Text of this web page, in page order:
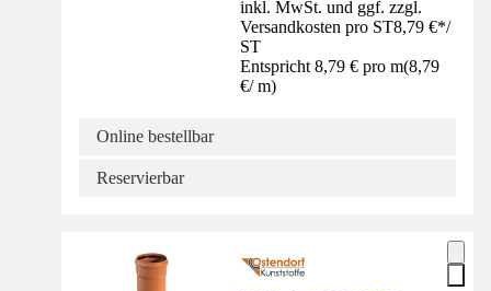
inkl. MwSt. und ggf. zzgl.
Versandkosten pro ST8,79 €*/
ST
Entspricht 8,79 € pro m(8,79
€/ m)
Online bestellbar
Reservierbar